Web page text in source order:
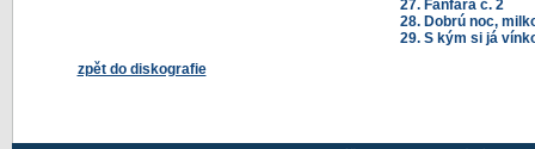
Fanfára č. 2
Dobrú noc,
S kým si já
zpět do diskografie